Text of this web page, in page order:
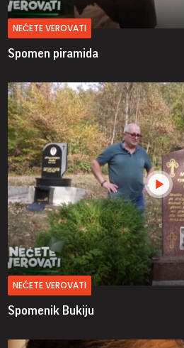
NEĆETE VEROVATI
Spomen piramida
NEĆETE VEROVATI
Spomenik Bukiju